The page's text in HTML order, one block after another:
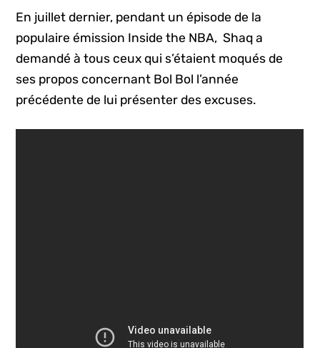
En juillet dernier, pendant un épisode de la
populaire émission Inside the NBA, Shaq a
demandé à tous ceux qui s’étaient moqués de
ses propos concernant Bol Bol l’année
précédente de lui présenter des excuses.